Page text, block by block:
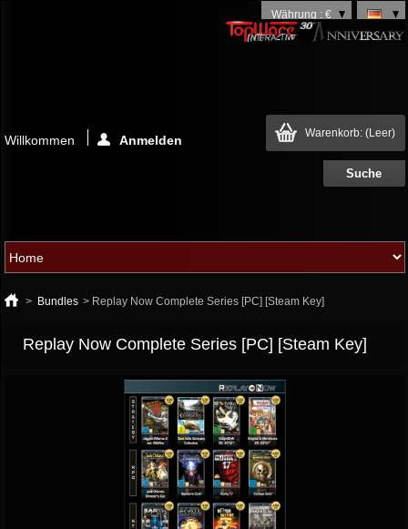
Währung : €
Warenkorb: (Leer)
Willkommen Anmelden
> Bundles > Replay Now Complete Series [PC] [Steam Key]
Replay Now Complete Series [PC] [Steam Key]